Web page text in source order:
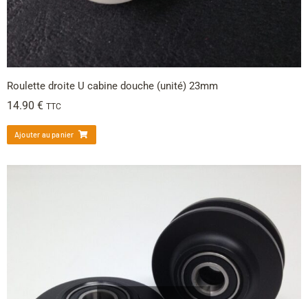
Roulette droite U cabine douche (unité) 23mm
14.90 € TTC
Ajouter au panier